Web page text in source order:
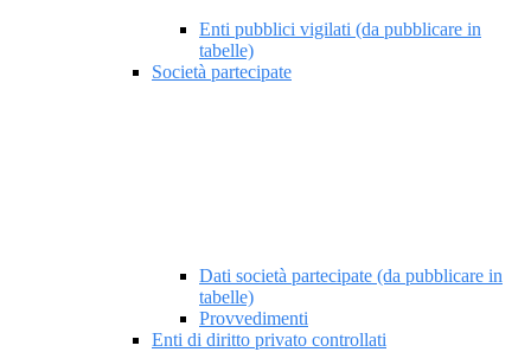
Enti pubblici vigilati (da pubblicare in
tabelle)
Società partecipate
Dati società partecipate (da pubblicare in
tabelle)
Provvedimenti
Enti di diritto privato controllati